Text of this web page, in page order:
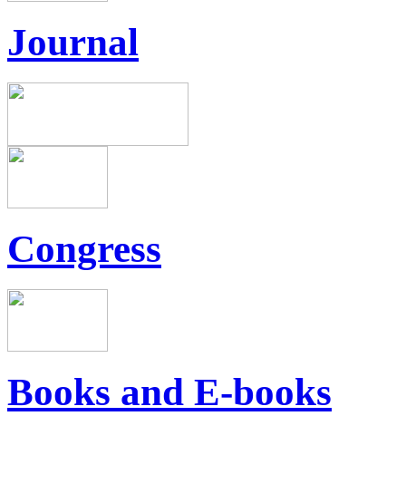
Journal
Congress
Books and E-books